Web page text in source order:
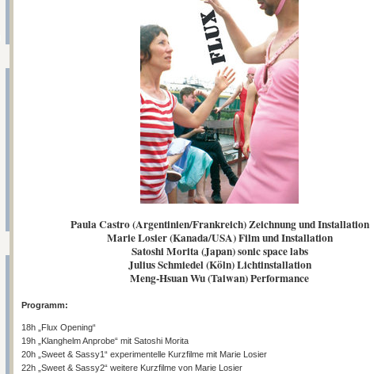
Paula Castro (Argentinien/Frankreich) Zeichnung und Installation
Marie Losier (Kanada/USA) Film und Installation
Satoshi Morita (Japan) sonic space labs
Julius Schmiedel (Köln) Lichtinstallation
Meng-Hsuan Wu (Taiwan) Performance
Programm:
18h „Flux Opening“
19h „Klanghelm Anprobe“ mit Satoshi Morita
20h „Sweet & Sassy1“ experimentelle Kurzfilme mit Marie Losier
22h „Sweet & Sassy2“ weitere Kurzfilme von Marie Losier